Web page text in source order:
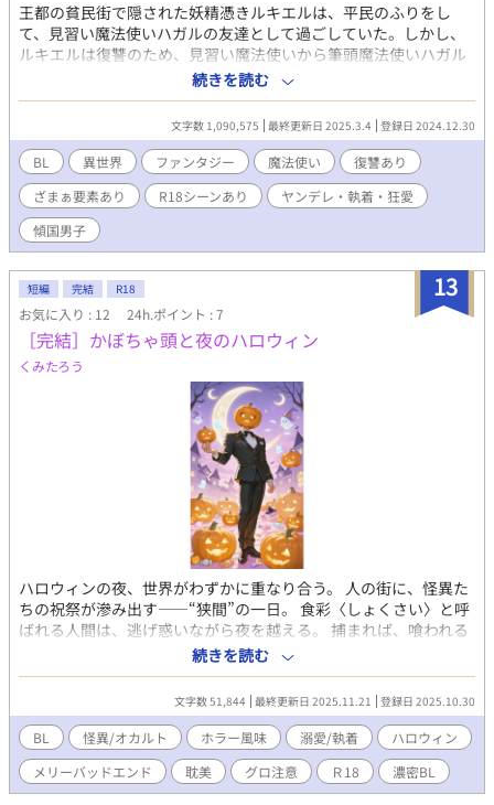
王都の貧民街で隠された妖精憑きルキエルは、平民のふりをし
て、見習い魔法使いハガルの友達として過ごしていた。しかし、
ルキエルは復讐のため、見習い魔法使いから筆頭魔法使いハガル
の敵となった。しかし、ルキエルはハガルに負け、帝国に捕縛さ
れるも、秘密裡に教育を施され、隠された魔法使いとして、放逐
された。 これは、自由となったルキエルの後日譚である。 最低最
悪な魔法使いで語られた”魔法使いの悪役”の後日談です。王都の
貧民街を捨て、海の貧民街に移住したルキエルは、生まれ持った
宿命から、海の貧民街に災いを呼び込むこととなります。 本編終
了後は、ルキエルの過去話や、関わった人々の視点からの物語を
書いています。 BLの話の多くは、貴族とルキエルの過去話が多い
です。 もともとは、なろうで公開していたものを順番を変えて、
とんど、趣味です。
続きを読む
文字数 1,090,575 最終更新日 2025.3.4 登録日 2024.12.30
BL 異世界 ファンタジー 魔法使い
復讐あり
ざまぁ要素あり
R18シーンあり
ヤンデレ・執着・狂愛
傾国男子
13
短編 完結 R18
お気に入り : 12 24h.ポイント : 7
［完結］かぼちゃ頭と夜のハロウィン
くみたろう
ハロウィンの夜、世界がわずかに重なり合う。 人の街に、怪異た
ちの祝祭が滲み出す——“狭間”の一日。 食彩〈しょくさい〉と呼
ばれる人間は、逃げ惑いながら夜を越える。 捕まれば、喰われる
か、選ばれるか。 選ばれた者は伴侶として異界へ招かれ、 やがて
人でも怪異でもない“何か”へと変わっていく。 かぼちゃ頭の怪異
に手を取られたカナトは、その夜の終わりに、自らの心と形をゆ
っくりと融かされていく。 ——これは、失われながら満たされて
いく、ひとりの人間のハロウィンの記録。 本編終了後の閑話か
ら、R18が入ってきます。 ※、※※が注意喚起となりますので、
自己責任でよろしくお願い致します。
続きを読む
文字数 51,844 最終更新日 2025.11.21 登録日 2025.10.30
BL 怪異/オカルト ホラー風味 溺愛/執着
ハロウィン
メリーバッドエンド
耽美 グロ注意 Ｒ18 濃密BL